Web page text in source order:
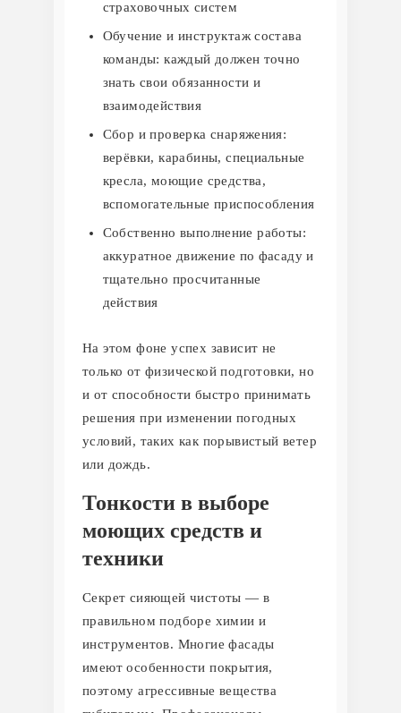
страховочных систем
Обучение и инструктаж состава
команды: каждый должен точно
знать свои обязанности и
взаимодействия
Сбор и проверка снаряжения:
верёвки, карабины, специальные
кресла, моющие средства,
вспомогательные приспособления
Собственно выполнение работы:
аккуратное движение по фасаду и
тщательно просчитанные
действия
На этом фоне успех зависит не
только от физической подготовки, но
и от способности быстро принимать
решения при изменении погодных
условий, таких как порывистый ветер
или дождь.
Тонкости в выборе
моющих средств и
техники
Секрет сияющей чистоты — в
правильном подборе химии и
инструментов. Многие фасады
имеют особенности покрытия,
поэтому агрессивные вещества